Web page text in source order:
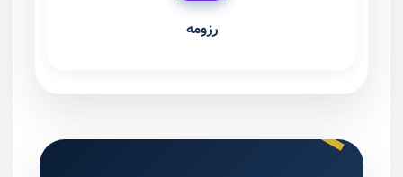
رزومه